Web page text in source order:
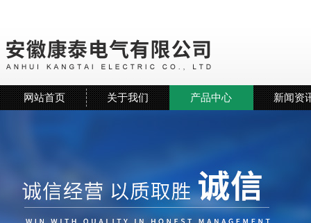
网站首页 关于我们 产品中心 新闻资